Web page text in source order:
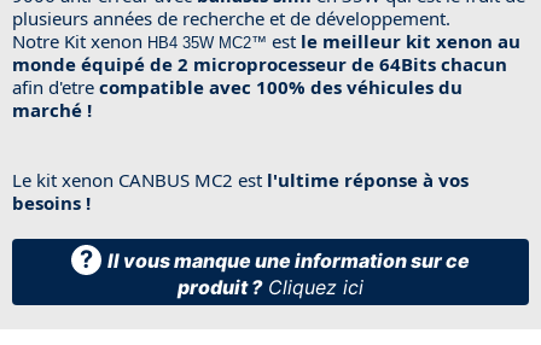
plusieurs années de recherche et de développement.
Notre Kit xenon HB4 35W MC2™ est le meilleur kit xenon au
monde équipé de 2 microprocesseur de 64Bits chacun
afin d'etre compatible avec 100% des véhicules du
marché !
Le kit xenon CANBUS MC2 est l'ultime réponse à vos
besoins !
? Il vous manque une information sur ce
produit ? Cliquez ici